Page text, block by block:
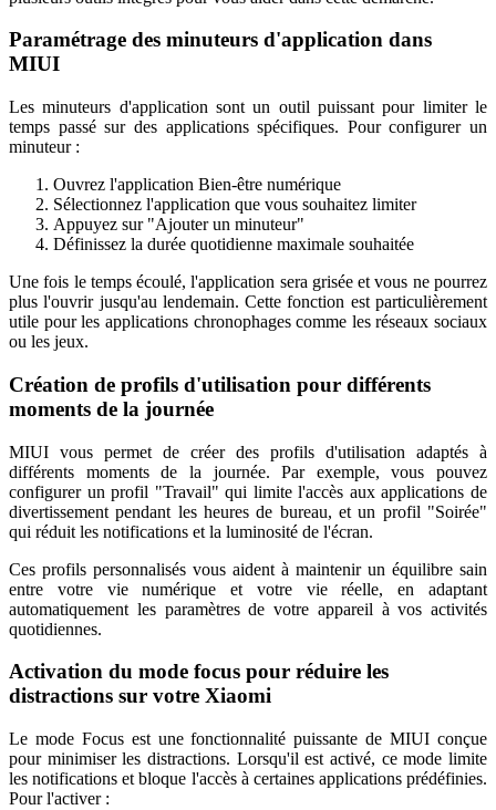
Paramétrage des minuteurs d'application dans
MIUI
Les minuteurs d'application sont un outil puissant pour limiter le
temps passé sur des applications spécifiques. Pour configurer un
minuteur :
Ouvrez l'application Bien-être numérique
Sélectionnez l'application que vous souhaitez limiter
Appuyez sur "Ajouter un minuteur"
Définissez la durée quotidienne maximale souhaitée
Une fois le temps écoulé, l'application sera grisée et vous ne pourrez
plus l'ouvrir jusqu'au lendemain. Cette fonction est particulièrement
utile pour les applications chronophages comme les réseaux sociaux
ou les jeux.
Création de profils d'utilisation pour différents
moments de la journée
MIUI vous permet de créer des profils d'utilisation adaptés à
différents moments de la journée. Par exemple, vous pouvez
configurer un profil "Travail" qui limite l'accès aux applications de
divertissement pendant les heures de bureau, et un profil "Soirée"
qui réduit les notifications et la luminosité de l'écran.
Ces profils personnalisés vous aident à maintenir un équilibre sain
entre votre vie numérique et votre vie réelle, en adaptant
automatiquement les paramètres de votre appareil à vos activités
quotidiennes.
Activation du mode focus pour réduire les
distractions sur votre Xiaomi
Le mode Focus est une fonctionnalité puissante de MIUI conçue
pour minimiser les distractions. Lorsqu'il est activé, ce mode limite
les notifications et bloque l'accès à certaines applications prédéfinies.
Pour l'activer :